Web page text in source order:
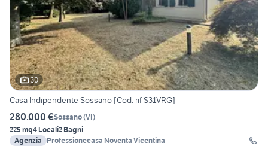
30
Casa Indipendente Sossano [Cod. rif S31VRG]
280.000 €Sossano(VI)
225 mq4 Locali2 Bagni
Agenzia
Professionecasa Noventa Vicentina